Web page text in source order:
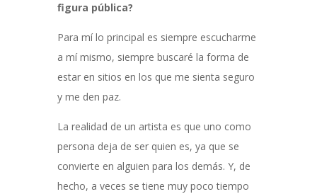
figura pública?
Para mí lo principal es siempre escucharme
a mí mismo, siempre buscaré la forma de
estar en sitios en los que me sienta seguro
y me den paz.
La realidad de un artista es que uno como
persona deja de ser quien es, ya que se
convierte en alguien para los demás. Y, de
hecho, a veces se tiene muy poco tiempo